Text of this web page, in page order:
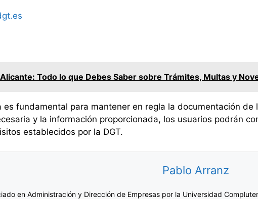
Todo lo que Debes Saber sobre Trámites, Multas y
es fundamental para mantener en regla la documentación
y la información proporcionada, los usuarios podrán
establecidos por la DGT.
Pablo Arranz
en Administración y Dirección de Empresas por la Universidad